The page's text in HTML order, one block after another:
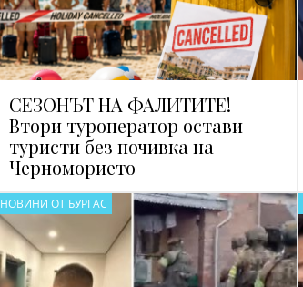
СЕЗОНЪТ НА ФАЛИТИТЕ!
Втори туроператор остави
туристи без почивка на
Черноморието
НОВИНИ ОТ БУРГАС